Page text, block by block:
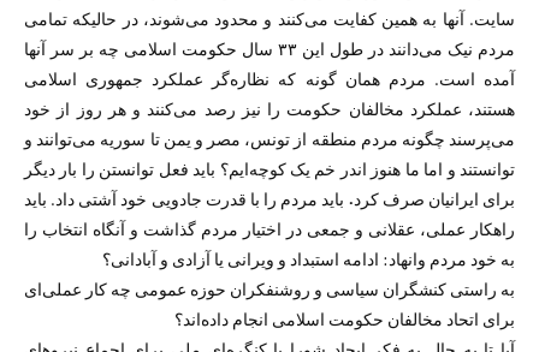
سایت. آنها به همین کفایت می‌کنند و محدود می‌شوند، در حالیکه تمامی
مردم نیک می‌دانند در طول این ۳۳ سال حکومت اسلامی چه بر سر آنها
آمده است. مردم همان گونه که نظاره‌گر عملکرد جمهوری اسلامی
هستند، عملکرد مخالفان حکومت را نیز رصد می‌کنند و هر روز از خود
می‌پرسند چگونه مردم منطقه از تونس، مصر و یمن تا سوریه می‌توانند و
توانستند و اما ما هنوز اندر خم یک کوچه‌ایم؟ باید فعل توانستن را بار دیگر
برای ایرانیان صرف کرد. باید مردم را با قدرت جادویی خود آشتی داد. باید
راهکار عملی، عقلانی و جمعی در اختیار مردم گذاشت و آنگاه انتخاب را
به خود مردم وانهاد: ادامه استبداد و ویرانی یا آزادی و آبادانی؟
به راستی کنشگران سیاسی و روشنفکران حوزه عمومی چه کار عملی‌ای
برای اتحاد مخالفان حکومت اسلامی انجام داده‌اند؟